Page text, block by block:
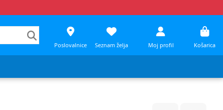
Poslovalnice Seznam želja Moj profil Košarica